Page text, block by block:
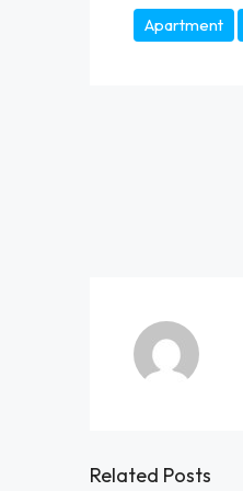
Apartment
Related Posts